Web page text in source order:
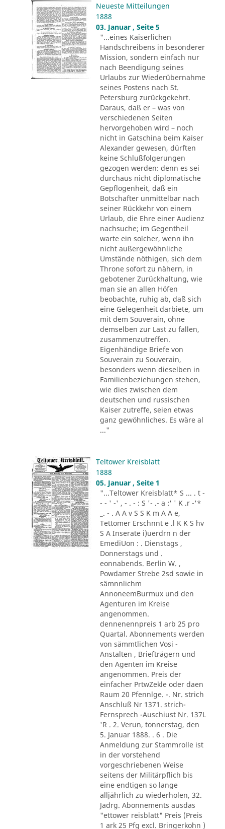
Neueste Mitteilungen
1888
03. Januar , Seite 5
"...eines Kaiserlichen
Handschreibens in besonderer
Mission, sondern einfach nur
nach Beendigung seines
Urlaubs zur Wiederübernahme
seines Postens nach St.
Petersburg zurückgekehrt.
Daraus, daß er – was von
verschiedenen Seiten
hervorgehoben wird – noch
nicht in Gatschina beim Kaiser
Alexander gewesen, dürften
keine Schlußfolgerungen
gezogen werden: denn es sei
durchaus nicht diplomatische
Gepflogenheit, daß ein
Botschafter unmittelbar nach
seiner Rückkehr von einem
Urlaub, die Ehre einer Audienz
nachsuche; im Gegentheil
warte ein solcher, wenn ihn
nicht außergewöhnliche
Umstände nöthigen, sich dem
Throne sofort zu nähern, in
gebotener Zurückhaltung, wie
man sie an allen Höfen
beobachte, ruhig ab, daß sich
eine Gelegenheit darbiete, um
mit dem Souverain, ohne
demselben zur Last zu fallen,
zusammenzutreffen.
Eigenhändige Briefe von
Souverain zu Souverain,
besonders wenn dieselben in
Familienbeziehungen stehen,
wie dies zwischen dem
deutschen und russischen
Kaiser zutreffe, seien etwas
ganz gewöhnliches. Es wäre al
..."
Teltower Kreisblatt
1888
05. Januar , Seite 1
"...Teltower Kreisblatt* S ... . t -
- - ' -' , - . - : S '- .- a :' ' K .r -'*
_. - . A A v S S K m A A e,
Tettomer Erschnnt e .l K K S hv
S A Inserate i)uerdrn n der
EmediUon : . Dienstags ,
Donnerstags und .
eonnabends. Berlin W. ,
Powdamer Strebe 2sd sowie in
sämnnlichm
AnnoneemBurmux und den
Agenturen im Kreise
angenommen.
dennenennpreis 1 arb 25 pro
Quartal. Abonnements werden
von sämmtlichen Vosi -
Anstalten , Briefträgern und
den Agenten im Kreise
angenommen. Preis der
einfacher PrtwZekle oder daen
Raum 20 Pfennlge. -. Nr. strich
Anschluß Nr 1371. strich-
Fernsprech -Auschiust Nr. 137L
'R . 2. Verun, tonnerstag, den
5. Januar 1888. . 6 . Die
Anmeldung zur Stammrolle ist
in der vorstehend
vorgeschriebenen Weise
seitens der Militärpflich bis
eine endtigen so lange
alljährlich zu wiederholen, 32.
Jadrg. Abonnements ausdas
"ettower reisblatt" Preis (Preis
1 ark 25 Pfg excl. Bringerkohn )